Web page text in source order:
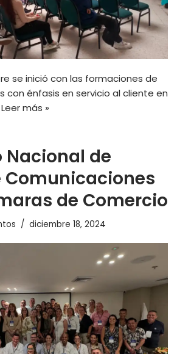
se inició con las formaciones de
con énfasis en servicio al cliente en
Leer más »
Nacional de
Comunicaciones
de Comercio
diciembre 18, 2024